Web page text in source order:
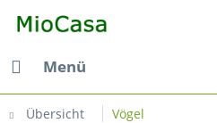
Menü
Übersicht Vögel